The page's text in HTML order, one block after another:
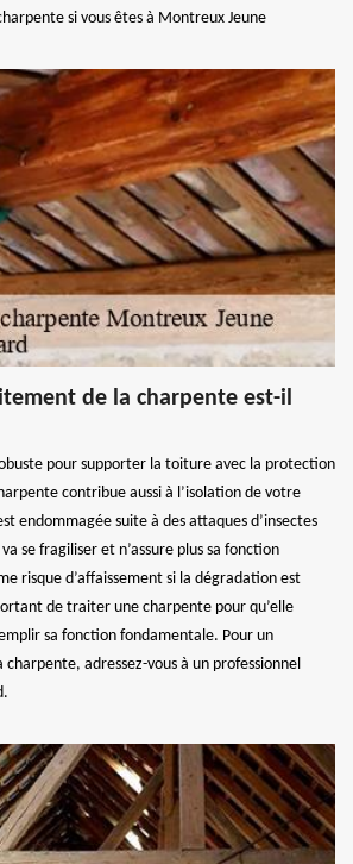
si vous êtes à Montreux Jeune
de la charpente est-il
pour supporter la toiture avec la protection
contribue aussi à l’isolation de votre
endommagée suite à des attaques d’insectes
se fragiliser et n’assure plus sa fonction
risque d’affaissement si la dégradation est
de traiter une charpente pour qu’elle
sa fonction fondamentale. Pour un
adressez-vous à un professionnel